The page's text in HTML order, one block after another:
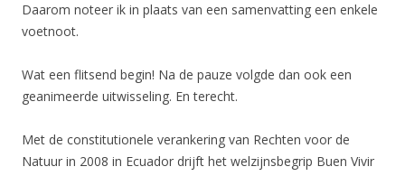
Daarom noteer ik in plaats van een samenvatting een enkele
voetnoot.
Wat een flitsend begin! Na de pauze volgde dan ook een
geanimeerde uitwisseling. En terecht.
Met de constitutionele verankering van Rechten voor de
Natuur in 2008 in Ecuador drijft het welzijnsbegrip Buen Vivir